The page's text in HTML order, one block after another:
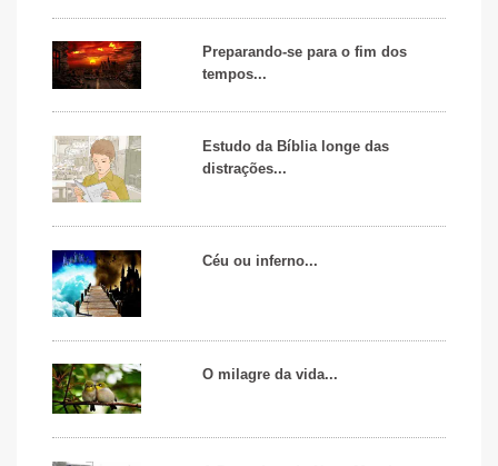
Preparando-se para o fim dos
tempos...
Estudo da Bíblia longe das
distrações...
Céu ou inferno...
O milagre da vida...